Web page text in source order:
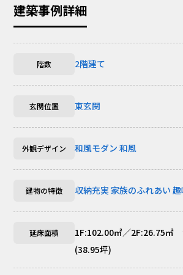
建築事例詳細
階数 2階建て
玄関位置 東玄関
外観デザイン 和風モダン 和風
建物の特徴 収納充実 家族のふれあい
延床面積
1F:102.00㎡／2F:26.75㎡
(38.95坪)